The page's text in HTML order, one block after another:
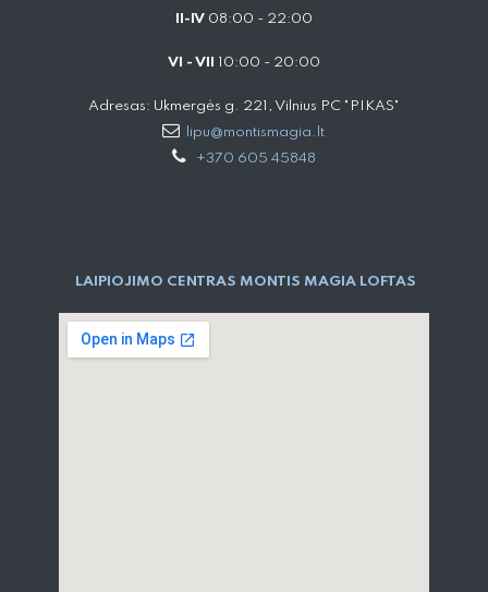
II-IV 08:00 - 22:00
VI - VII 10:00 - 20:00
Adresas: Ukmergės g. 221, Vilnius PC "PIKAS"
lipu@montismagia.lt
+370 605 45848
LAIPIOJIMO CENTRAS MONTIS MAGIA LOFTAS